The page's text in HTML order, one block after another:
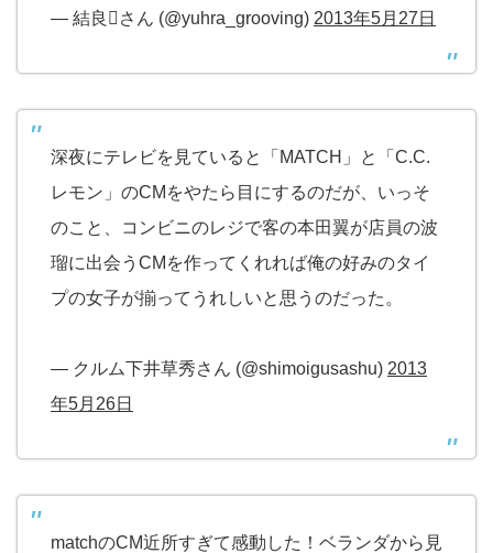
— 結良さん (@yuhra_grooving) 2013年5月27日
深夜にテレビを見ていると「MATCH」と「C.C.
レモン」のCMをやたら目にするのだが、いっそ
のこと、コンビニのレジで客の本田翼が店員の波
瑠に出会うCMを作ってくれれば俺の好みのタイ
プの女子が揃ってうれしいと思うのだった。
— クルム下井草秀さん (@shimoigusashu) 2013
年5月26日
matchのCM近所すぎて感動した！ベランダから見